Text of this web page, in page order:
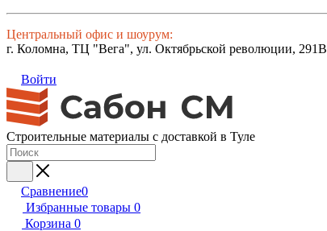
Центральный офис и шоурум:
г. Коломна, ТЦ "Вега", ул. Октябрьской революции, 291В
Войти
Строительные материалы с доставкой в Туле
Сравнение0
Избранные товары 0
Корзина 0